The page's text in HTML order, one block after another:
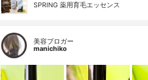
SPRING 薬用育毛エッセンス
美容ブロガー
manichiko